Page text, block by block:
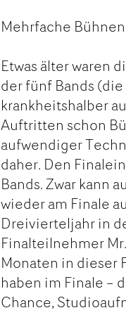
Mehrfache
Etwas älter waren
der fünf Bands
krankheitshalber
Auftritten schon
aufwendiger
daher. Den
Bands. Zwar kann
wieder am Finale
Dreivierteljahr in
Finalteilnehmer
Monaten in dieser
haben im Finale –
Chance,